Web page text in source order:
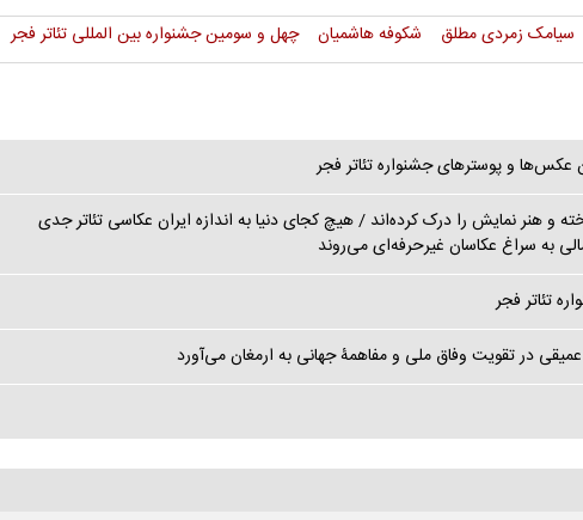
سیامک زمردی مطلق شکوفه هاشمیان چهل و سومین جشنواره بین المللی تئاتر فجر
عکس‌ها و پوسترهای جشنواره تئاتر فجر
و هنر نمایش را درک کرده‌اند / هیچ‌ کجای دنیا به اندازه ایران عکاسی تئاتر جدی
به سراغ عکاسان غیرحرفه‌ای می‌روند
تئاتر فجر
در تقویت وفاق ملی و مفاهمۀ جهانی به ارمغان می‌آورد